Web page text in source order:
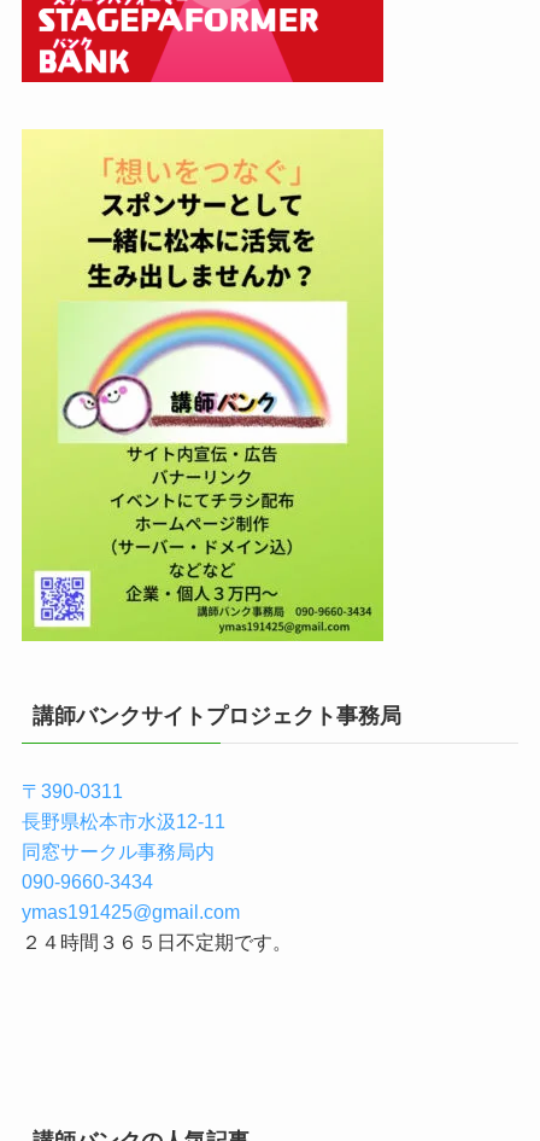
講師バンクサイトプロジェクト事務局
〒390-0311
長野県松本市水汲12-11
同窓サークル事務局内
090-9660-3434
ymas191425@gmail.com
２４時間３６５日不定期です。